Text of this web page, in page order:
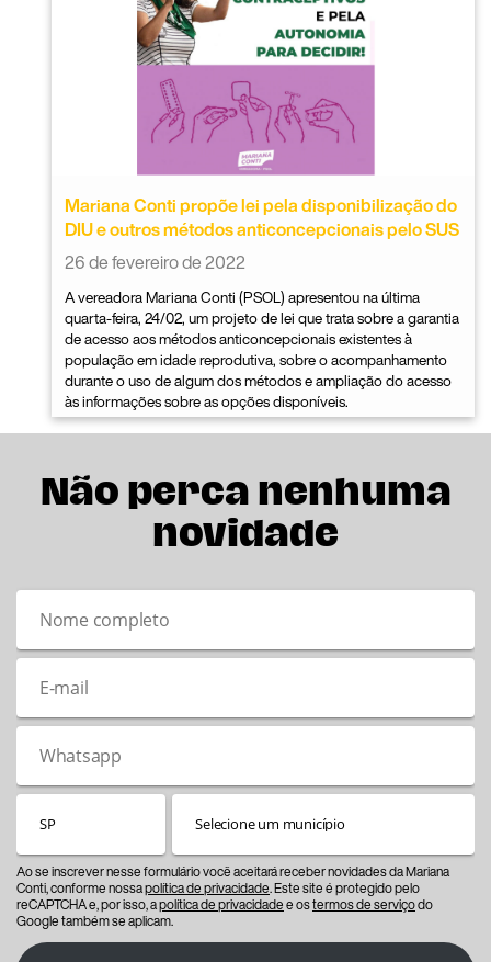
Mariana Conti propõe lei pela disponibilização do
DIU e outros métodos anticoncepcionais pelo SUS
26 de fevereiro de 2022
A vereadora Mariana Conti (PSOL) apresentou na última
quarta-feira, 24/02, um projeto de lei que trata sobre a garantia
de acesso aos métodos anticoncepcionais existentes à
população em idade reprodutiva, sobre o acompanhamento
durante o uso de algum dos métodos e ampliação do acesso
às informações sobre as opções disponíveis.
Não perca nenhuma
novidade
Ao se inscrever nesse formulário você aceitará receber novidades da Mariana
Conti, conforme nossapolítica de privacidade. Este site é protegido pelo
reCAPTCHA e, por isso, apolítica de privacidadee ostermos de serviçodo
Google também se aplicam.